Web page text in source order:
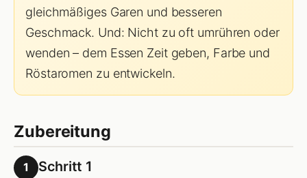
gleichmäßiges Garen und besseren
Geschmack. Und: Nicht zu oft umrühren oder
wenden – dem Essen Zeit geben, Farbe und
Röstaromen zu entwickeln.
Zubereitung
1 Schritt 1